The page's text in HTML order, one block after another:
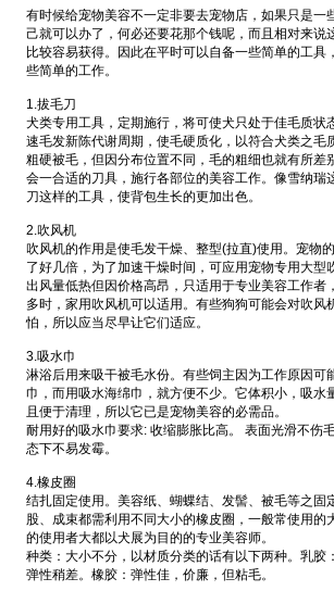
有时候给宠物美容不一定非要去宠物店，如果只是一
己就可以办了，何必还要花那个钱呢，而且相对来说
比较容易获得。因此在平时可以自备一些简单的工具
些简单的工作。
1.拔毛刀
犬类专用工具，定期施行，将可使犬只处于佳毛质状
速毛发新陈代谢周期，使毛硬质化，以符合犬类之毛
粗硬被毛，但因分布位置不同，毛的粗细也就有所差
会一合适的刀具，施行各部位的美容工作。像雪纳瑞
刀这样的工具，使背包生长的更加出色。
2.吹风机
吹风机的作用是使毛发干燥、整型(拉直)使用。宠物
了好几倍，为了加速干燥时间，可应用宠物专用大型
出风量低热但因价格高昂，只适用于专业美容工作者
多时，家用吹风机可以适用。有些狗狗可能会对吹风
怕，所以应当尽早让它们适应。
3.吸水巾
淋浴后用来吸干被毛水份。有些饲主因为工作原因可
巾，而用吸水海绵巾，就方便不少。它体积小，吸水
且便于清理，所以它已是宠物美容的必需品。
耐用好的吸水巾要求: 收缩膨胀比高。 表面光滑不伤
态下不易发霉。
4.橡皮圈
结扎固定使用。美容纸、蝴蝶结、发髻、被毛等之固
股、成束都需利用不同大小的橡皮圈，一般常使用的
的使用者大都以犬展为目的的专业美容师。
种类：大小不分，以材质分类的话有以下两种。乳胶
弹性稍差。橡胶：弹性佳，价廉，但粘毛。